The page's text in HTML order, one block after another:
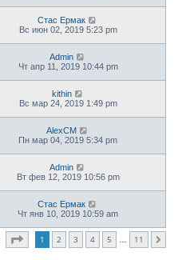
Стас Ермак
Вс июн 02, 2019 5:23 pm
Admin
Чт апр 11, 2019 10:44 pm
kithin
Вс мар 24, 2019 1:49 pm
AlexCM
Пн мар 04, 2019 5:34 pm
Admin
Вт фев 12, 2019 10:56 pm
Стас Ермак
Чт янв 10, 2019 10:59 am
Страница из11
1 2 3 4 5 11